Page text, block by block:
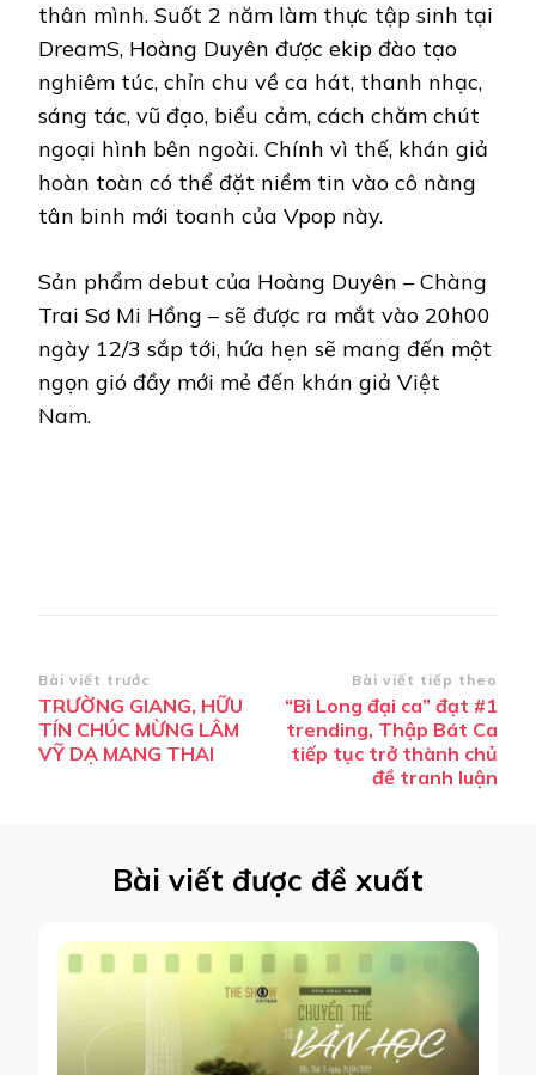
thân mình. Suốt 2 năm làm thực tập sinh tại
DreamS, Hoàng Duyên được ekip đào tạo
nghiêm túc, chỉn chu về ca hát, thanh nhạc,
sáng tác, vũ đạo, biểu cảm, cách chăm chút
ngoại hình bên ngoài. Chính vì thế, khán giả
hoàn toàn có thể đặt niềm tin vào cô nàng
tân binh mới toanh của Vpop này.
Sản phẩm debut của Hoàng Duyên – Chàng
Trai Sơ Mi Hồng – sẽ được ra mắt vào 20h00
ngày 12/3 sắp tới, hứa hẹn sẽ mang đến một
ngọn gió đầy mới mẻ đến khán giả Việt
Nam.
Điều
hướng
bài
Bài viết trước
TRƯỜNG GIANG, HỮU
TÍN CHÚC MỪNG LÂM
VỸ DẠ MANG THAI
Bài viết tiếp theo
“Bi Long đại ca” đạt #1
trending, Thập Bát Ca
tiếp tục trở thành chủ
đề tranh luận
Bài viết được đề xuất